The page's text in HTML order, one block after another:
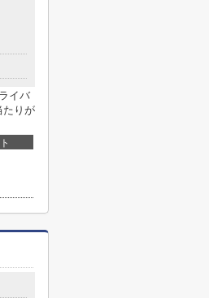
イバ
たりが